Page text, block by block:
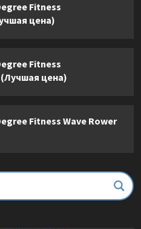
Fitness
цена)
Fitness
цена)
Fitness Wave Rower
DFC E8745T